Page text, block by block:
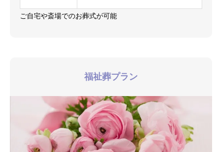
ご自宅や斎場でのお葬式が可能
福祉葬プラン